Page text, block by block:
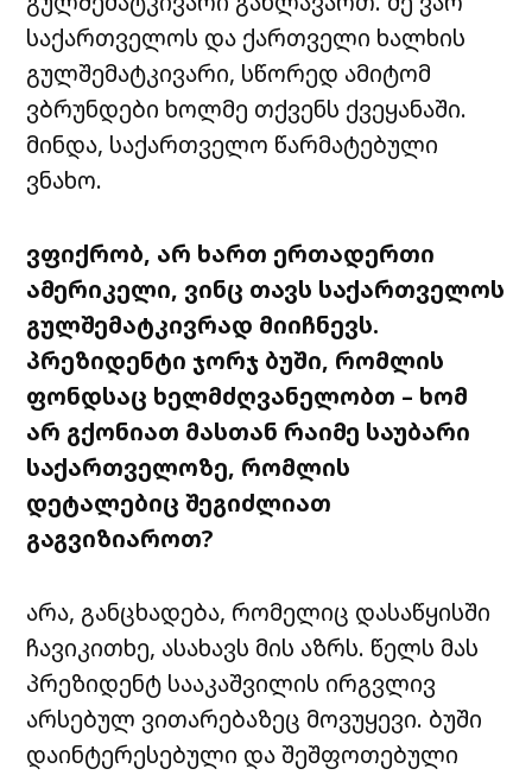
საქართველოს და ქართველი ხალხის
გულშემატკივარი, სწორედ ამიტომ
ვბრუნდები ხოლმე თქვენს ქვეყანაში.
მინდა, საქართველო წარმატებული
ვნახო.
ვფიქრობ, არ ხართ ერთადერთი
ამერიკელი, ვინც თავს საქართველოს
გულშემატკივრად მიიჩნევს.
პრეზიდენტი ჯორჯ ბუში, რომლის
ფონდსაც ხელმძღვანელობთ – ხომ
არ გქონიათ მასთან რაიმე საუბარი
საქართველოზე, რომლის
დეტალებიც შეგიძლიათ
გაგვიზიაროთ?
არა, განცხადება, რომელიც დასაწყისში
ჩავიკითხე, ასახავს მის აზრს. წელს მას
პრეზიდენტ სააკაშვილის ირგვლივ
არსებულ ვითარებაზეც მოვუყევი. ბუში
დაინტერესებული და შეშფოთებული